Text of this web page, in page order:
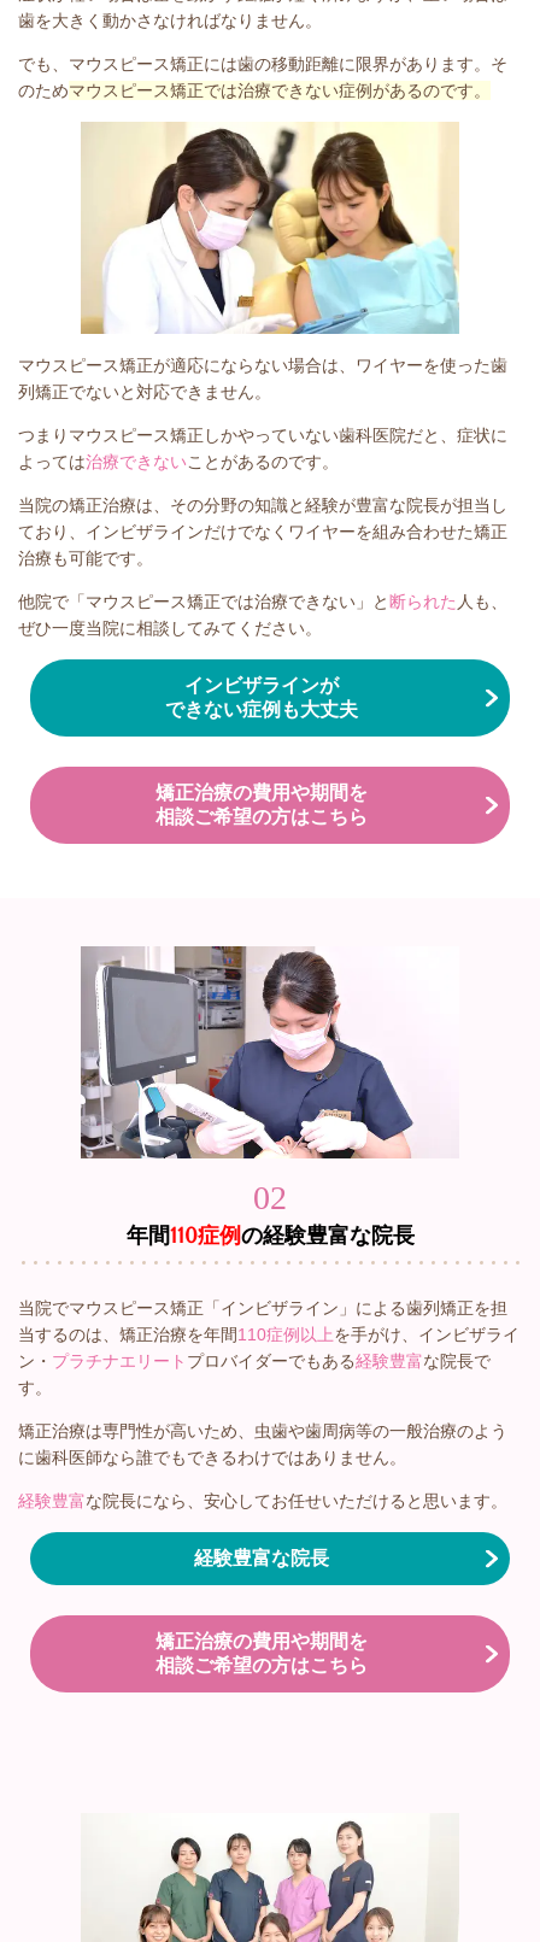
歯を大きく動かさなければなりません。
でも、マウスピース矯正には歯の移動距離に限界があります。そ
のためマウスピース矯正では治療できない症例があるのです。
マウスピース矯正が適応にならない場合は、ワイヤーを使った歯
列矯正でないと対応できません。
つまりマウスピース矯正しかやっていない歯科医院だと、症状に
よっては治療できないことがあるのです。
当院の矯正治療は、その分野の知識と経験が豊富な院長が担当し
ており、インビザラインだけでなくワイヤーを組み合わせた矯正
治療も可能です。
他院で「マウスピース矯正では治療できない」と 断られた 人も、
ぜひ一度当院に相談してみてください。
インビザラインが
できない症例も大丈夫
矯正治療の費用や期間を
相談ご希望の方はこちら
02
年間110症例の経験豊富な院長
当院でマウスピース矯正「インビザライン」による歯列矯正を担
当するのは、矯正治療を年間110症例以上を手がけ、インビザライ
ン・ プラチナエリート プロバイダーでもある経験豊富な院長で
す。
矯正治療は専門性が高いため、虫歯や歯周病等の一般治療のよう
に歯科医師なら誰でもできるわけではありません。
経験豊富な院長になら、安心してお任せいただけると思います。
経験豊富な院長
矯正治療の費用や期間を
相談ご希望の方はこちら